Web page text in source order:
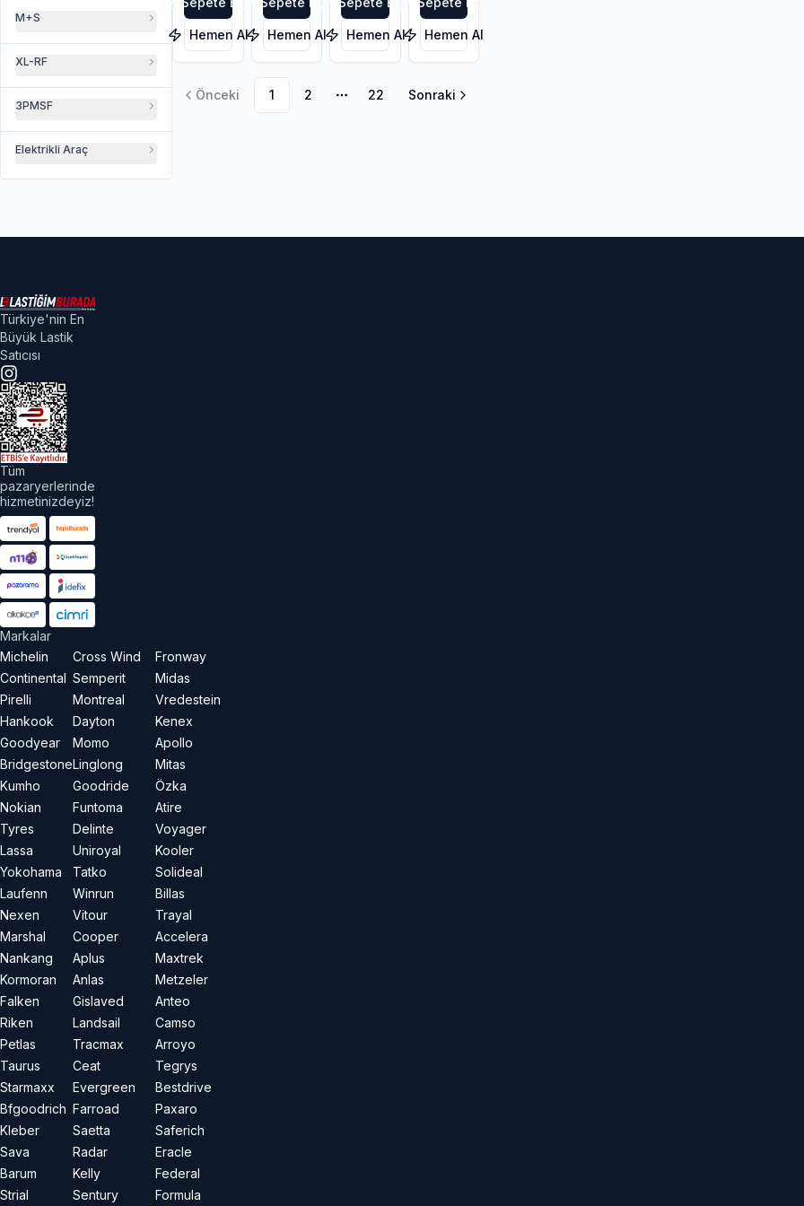
M+S
XL-RF
3PMSF
Elektrikli Araç
Hemen Al Hemen Al Hemen Al Hemen Al
Önceki 1 2
Daha fazla sayfa
22 Sonraki
Türkiye'nin En
Büyük Lastik
Satıcısı
Tüm
pazaryerlerinde
hizmetinizdeyiz!
Markalar
Michelin
Continental
Pirelli
Hankook
Goodyear
Bridgestone
Kumho
Nokian
Tyres
Lassa
Yokohama
Laufenn
Nexen
Marshal
Nankang
Kormoran
Falken
Riken
Petlas
Taurus
Starmaxx
Bfgoodrich
Kleber
Sava
Barum
Strial
Cross Wind
Semperit
Montreal
Dayton
Momo
Linglong
Goodride
Funtoma
Delinte
Uniroyal
Tatko
Winrun
Vitour
Cooper
Aplus
Anlas
Gislaved
Landsail
Tracmax
Ceat
Evergreen
Farroad
Saetta
Radar
Kelly
Sentury
Fronway
Midas
Vredestein
Kenex
Apollo
Mitas
Özka
Atire
Voyager
Kooler
Solideal
Billas
Trayal
Accelera
Maxtrek
Metzeler
Anteo
Camso
Arroyo
Tegrys
Bestdrive
Paxaro
Saferich
Eracle
Federal
Formula